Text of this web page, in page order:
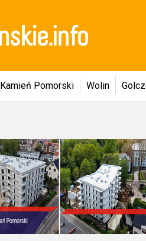
Kamień Pomorski Wolin